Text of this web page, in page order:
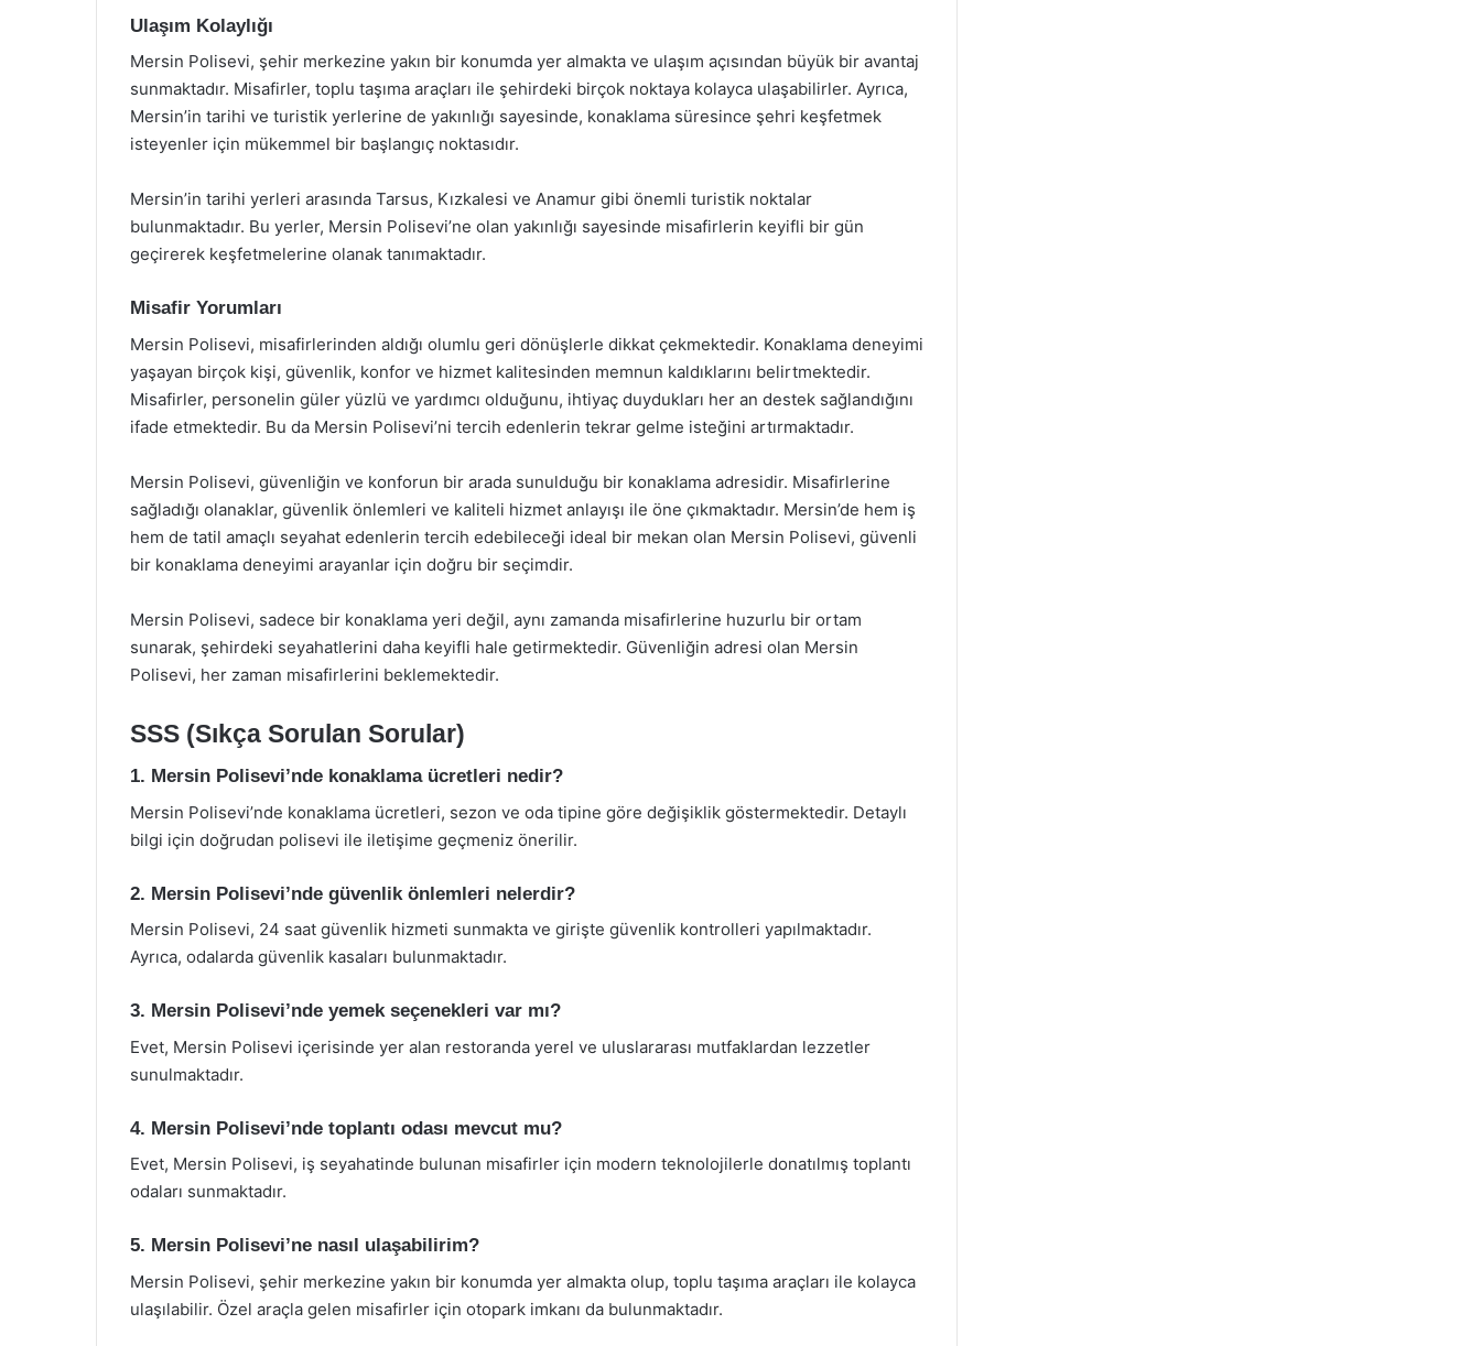
Ulaşım Kolaylığı
Mersin Polisevi, şehir merkezine yakın bir konumda yer almakta ve ulaşım açısından büyük bir avantaj
sunmaktadır. Misafirler, toplu taşıma araçları ile şehirdeki birçok noktaya kolayca ulaşabilirler. Ayrıca,
Mersin’in tarihi ve turistik yerlerine de yakınlığı sayesinde, konaklama süresince şehri keşfetmek
isteyenler için mükemmel bir başlangıç noktasıdır.
Mersin’in tarihi yerleri arasında Tarsus, Kızkalesi ve Anamur gibi önemli turistik noktalar
bulunmaktadır. Bu yerler, Mersin Polisevi’ne olan yakınlığı sayesinde misafirlerin keyifli bir gün
geçirerek keşfetmelerine olanak tanımaktadır.
Misafir Yorumları
Mersin Polisevi, misafirlerinden aldığı olumlu geri dönüşlerle dikkat çekmektedir. Konaklama deneyimi
yaşayan birçok kişi, güvenlik, konfor ve hizmet kalitesinden memnun kaldıklarını belirtmektedir.
Misafirler, personelin güler yüzlü ve yardımcı olduğunu, ihtiyaç duydukları her an destek sağlandığını
ifade etmektedir. Bu da Mersin Polisevi’ni tercih edenlerin tekrar gelme isteğini artırmaktadır.
Mersin Polisevi, güvenliğin ve konforun bir arada sunulduğu bir konaklama adresidir. Misafirlerine
sağladığı olanaklar, güvenlik önlemleri ve kaliteli hizmet anlayışı ile öne çıkmaktadır. Mersin’de hem iş
hem de tatil amaçlı seyahat edenlerin tercih edebileceği ideal bir mekan olan Mersin Polisevi, güvenli
bir konaklama deneyimi arayanlar için doğru bir seçimdir.
Mersin Polisevi, sadece bir konaklama yeri değil, aynı zamanda misafirlerine huzurlu bir ortam
sunarak, şehirdeki seyahatlerini daha keyifli hale getirmektedir. Güvenliğin adresi olan Mersin
Polisevi, her zaman misafirlerini beklemektedir.
SSS (Sıkça Sorulan Sorular)
1. Mersin Polisevi’nde konaklama ücretleri nedir?
Mersin Polisevi’nde konaklama ücretleri, sezon ve oda tipine göre değişiklik göstermektedir. Detaylı
bilgi için doğrudan polisevi ile iletişime geçmeniz önerilir.
2. Mersin Polisevi’nde güvenlik önlemleri nelerdir?
Mersin Polisevi, 24 saat güvenlik hizmeti sunmakta ve girişte güvenlik kontrolleri yapılmaktadır.
Ayrıca, odalarda güvenlik kasaları bulunmaktadır.
3. Mersin Polisevi’nde yemek seçenekleri var mı?
Evet, Mersin Polisevi içerisinde yer alan restoranda yerel ve uluslararası mutfaklardan lezzetler
sunulmaktadır.
4. Mersin Polisevi’nde toplantı odası mevcut mu?
Evet, Mersin Polisevi, iş seyahatinde bulunan misafirler için modern teknolojilerle donatılmış toplantı
odaları sunmaktadır.
5. Mersin Polisevi’ne nasıl ulaşabilirim?
Mersin Polisevi, şehir merkezine yakın bir konumda yer almakta olup, toplu taşıma araçları ile kolayca
ulaşılabilir. Özel araçla gelen misafirler için otopark imkanı da bulunmaktadır.